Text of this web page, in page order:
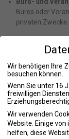
Büro- und
Büros oder
privaten Zwecke.
Unsere Werte
Wir bei AVIVA
unterstützendes
Expertenwissen:
Erfahrung
Begegnung:Wir
zwischen
Gesundheit und
Gesundheit und
Wir benötigen Ihre
besuchen können.
Wenn Sie unter 16
freiwilligen
Wir verwenden
Website. Einige
helfen, diese